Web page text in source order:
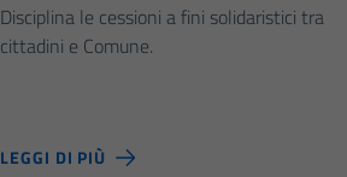
Disciplina le cessioni a fini solidaristici tra
cittadini e Comune.
LEGGI DI PIÙ